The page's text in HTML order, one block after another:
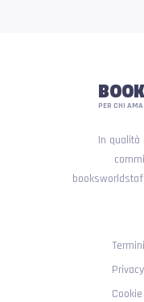
PER CHI
In